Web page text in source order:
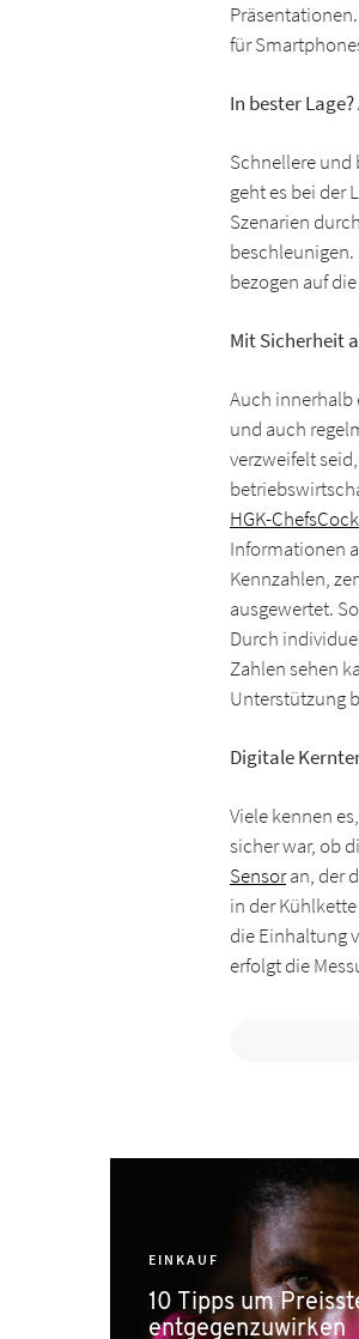
für
In bester
Schnellere und
geht es bei der
Szenarien
beschleunigen.
bezogen auf
Mit Sicherheit
Auch innerhalb
und auch
verzweifelt
HGK-
Informationen
Kennzahlen,
ausgewertet.
Durch
Zahlen sehen
Unterstützung
Digitale
Viele kennen
sicher war, ob
Sensoran, der
in der
die Einhaltung
erfolgt die
EINKAUF
10 Tipps um
entgegenzuwirken